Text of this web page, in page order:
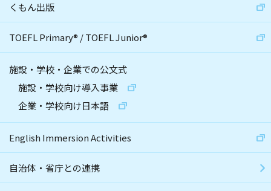
くもん出版
TOEFL Primary® /TOEFL Junior®
施設・学校・企業での公文式
施設・学校向け導入事業
企業・学校向け日本語
English Immersion Activities
自治体・省庁との連携